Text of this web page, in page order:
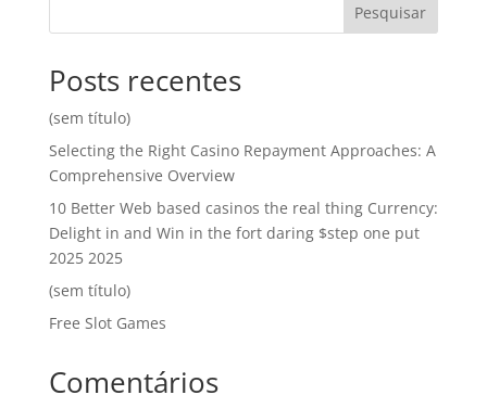
Pesquisar
Posts recentes
(sem título)
Selecting the Right Casino Repayment Approaches: A
Comprehensive Overview
10 Better Web based casinos the real thing Currency:
Delight in and Win in the fort daring $step one put
2025 2025
(sem título)
Free Slot Games
Comentários